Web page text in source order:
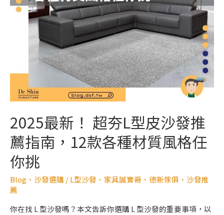
2025最新！ 超夯L型皮沙發推
薦指南，12款各種材質風格任
你挑
Blog 、 沙發選購/L型沙發 、 家具誠實哥 、 德新傢俱 、 沙發推
薦
你在找 L 型沙發嗎？本文告訴你選購 L 型沙發的重要事項，以